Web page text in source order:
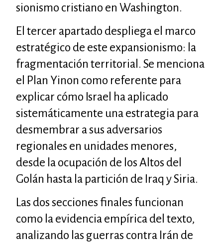
sionismo cristiano en Washington.
El tercer apartado despliega el marco
estratégico de este expansionismo: la
fragmentación territorial. Se menciona
el Plan Yinon como referente para
explicar cómo Israel ha aplicado
sistemáticamente una estrategia para
desmembrar a sus adversarios
regionales en unidades menores,
desde la ocupación de los Altos del
Golán hasta la partición de Iraq y Siria.
Las dos secciones finales funcionan
como la evidencia empírica del texto,
analizando las guerras contra Irán de